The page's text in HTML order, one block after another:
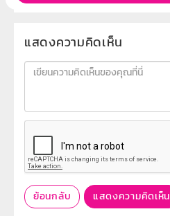
แสดงความคิดเห็น
ย้อนกลับ แสดงความคิดเห็น